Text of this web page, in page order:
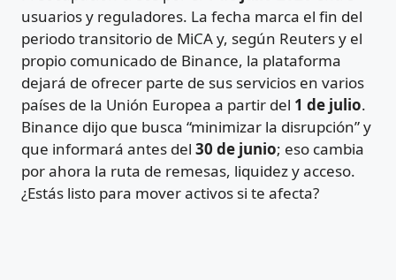
usuarios y reguladores. La fecha marca el fin del
periodo transitorio de MiCA y, según Reuters y el
propio comunicado de Binance, la plataforma
dejará de ofrecer parte de sus servicios en varios
países de la Unión Europea a partir del 1 de julio.
Binance dijo que busca “minimizar la disrupción” y
que informará antes del 30 de junio; eso cambia
por ahora la ruta de remesas, liquidez y acceso.
¿Estás listo para mover activos si te afecta?